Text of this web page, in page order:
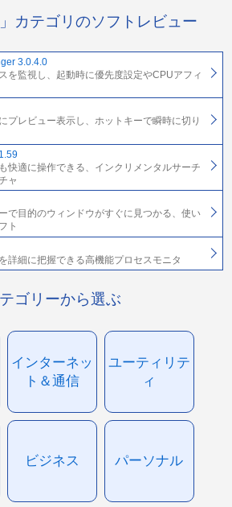
カテゴリのソフトレビュー
3.0.4.0
を監視し、起動時に優先度設定やCPUアフィ
プレビュー表示し、ホットキーで瞬時に切り
快適に操作できる、インクリメンタルサーチ
ャ
で目的のウィンドウがすぐに見つかる、使い
ト
詳細に把握できる高機能プロセスモニタ
ゴリーから選ぶ
インターネッ
ト＆通信
ユーティリテ
ィ
ビジネス パーソナル